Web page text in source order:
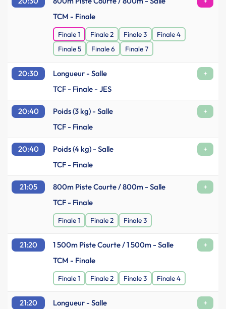
TCM - Finale
Finale 1 Finale 2 Finale 3
Finale 4
Finale 5
Finale 6 Finale 7
20:30 Longueur - Salle
+
TCF - Finale - JES
20:40 Poids (3 kg) - Salle
+
TCF - Finale
20:40 Poids (4 kg) - Salle
+
TCF - Finale
21:05 800m Piste Courte / 800m - Salle
+
TCF - Finale
Finale 1 Finale 2 Finale 3
21:20 1 500m Piste Courte / 1 500m - Salle
+
TCM - Finale
Finale 1 Finale 2 Finale 3 Finale 4
21:20 Longueur - Salle
+